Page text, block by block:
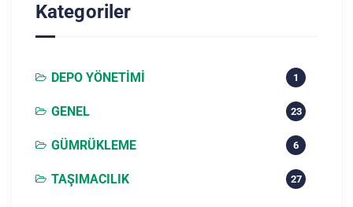
Kategoriler
DEPO YÖNETIMI 1
GENEL 23
GÜMRÜKLEME 6
TAŞIMACILIK 27